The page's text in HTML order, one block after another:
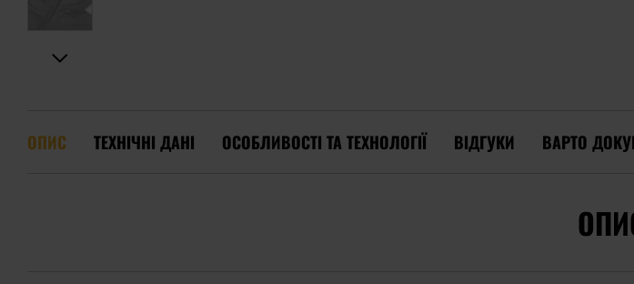
ОПИС ТЕХНІЧНІ ДАНІ ОСОБЛИВОСТІ ТА ТЕХНОЛОГІЇ ВІДГУКИ ВАРТО